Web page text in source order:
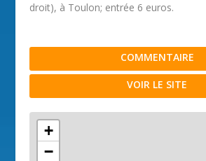
droit), à Toulon; entrée 6 euros.
COMMENTAIRE
VOIR LE SITE
+
−